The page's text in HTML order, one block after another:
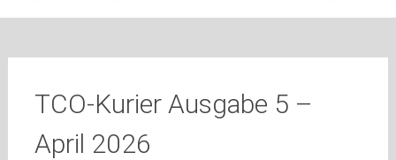
TCO-Kurier Ausgabe 5 –
April 2026